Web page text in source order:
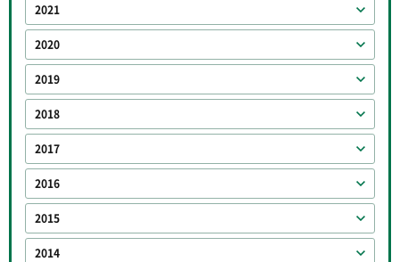
2021
2020
2019
2018
2017
2016
2015
2014